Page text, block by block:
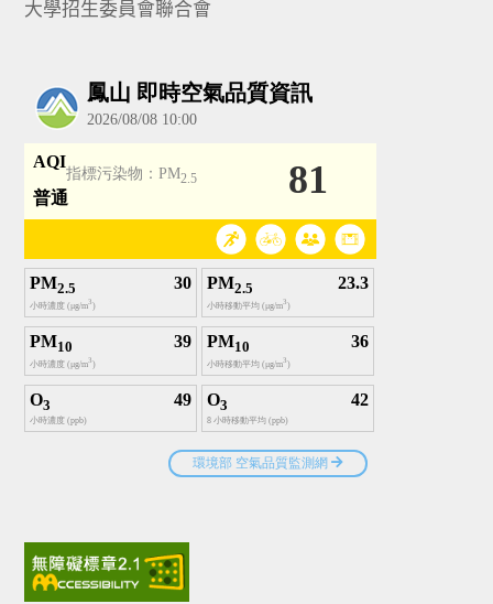
大學招生委員會聯合會